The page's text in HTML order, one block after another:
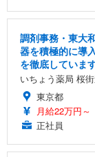
調剤事務・東大
器を積極的に導
を徹底していま
いちょう薬局 桜
東京都
月給22万円～
正社員